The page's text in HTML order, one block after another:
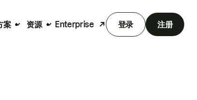
案 资源 Enterprise 登录 注册